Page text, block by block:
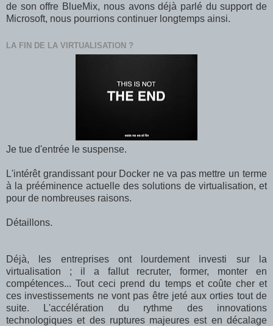
de son offre BlueMix, nous avons déjà parlé du support de
Microsoft, nous pourrions continuer longtemps ainsi.
LA FIN DE LA VIRTUALISATION ?
Je tue d'entrée le suspense.
L'intérêt grandissant pour Docker ne va pas mettre un terme
à la prééminence actuelle des solutions de virtualisation, et
pour de nombreuses raisons.
Détaillons.
Déjà, les entreprises ont lourdement investi sur la
virtualisation ; il a fallut recruter, former, monter en
compétences... Tout ceci prend du temps et coûte cher et
ces investissements ne vont pas être jeté aux orties tout de
suite. L'accélération du rythme des innovations
technologiques et des ruptures majeures est en décalage